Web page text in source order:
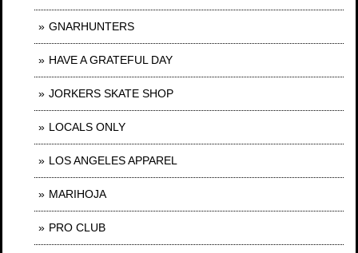
GNARHUNTERS
HAVE A GRATEFUL DAY
JORKERS SKATE SHOP
LOCALS ONLY
LOS ANGELES APPAREL
MARIHOJA
PRO CLUB